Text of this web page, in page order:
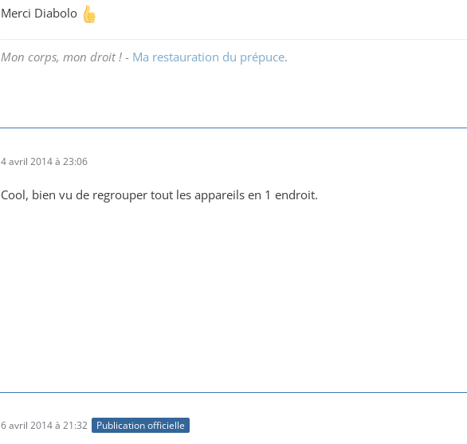
Merci Diabolo
Mon corps, mon droit ! - Ma restauration du prépuce.
4 avril 2014 à 23:06
Cool, bien vu de regrouper tout les appareils en 1 endroit.
6 avril 2014 à 21:32 Publication officielle